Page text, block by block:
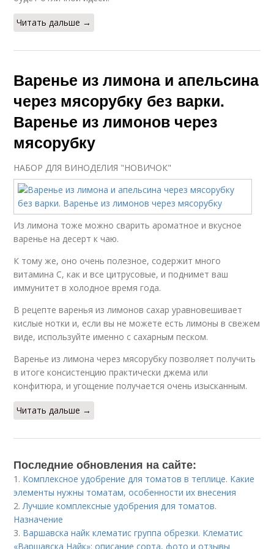
Читать дальше →
Варенье из лимона и апельсина
через мясорубку без варки.
Варенье из лимонов через
мясорубку
НАБОР ДЛЯ ВИНОДЕЛИЯ "НОВИЧОК"
Из лимона тоже можно сварить ароматное и вкусное
варенье на десерт к чаю.
К тому же, оно очень полезное, содержит много
витамина С, как и все цитрусовые, и поднимет ваш
иммунитет в холодное время года.
В рецепте варенья из лимонов сахар уравновешивает
кислые нотки и, если вы не можете есть лимоны в свежем
виде, используйте именно с сахарным песком.
Варенье из лимона через мясорубку позволяет получить
в итоге консистенцию практически джема или
конфитюра, и угощение получается очень изысканным.
Читать дальше →
Последние обновления на сайте:
1. Комплексное удобрение для томатов в теплице. Какие
элементы нужны томатам, особенности их внесения
2. Лучшие комплексные удобрения для томатов.
Назначение
3. Варшавска найк клематис группа обрезки. Клематис
«Варшавска Найк»: описание сорта, фото и отзывы